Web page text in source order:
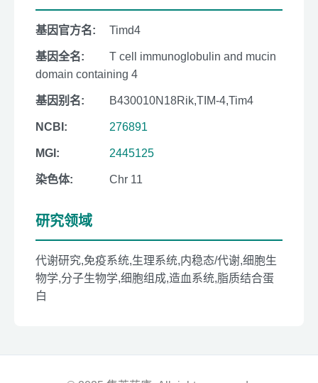
基因官方名: Timd4
基因全名:
T cell immunoglobulin and mucin
domain containing 4
基因别名: B430010N18Rik,TIM-4,Tim4
NCBI: 276891
MGI: 2445125
染色体: Chr 11
研究领域
代谢研究,免疫系统,生理系统,内稳态/代谢,细胞生
物学,分子生物学,细胞组成,造血系统,脂质结合蛋
白